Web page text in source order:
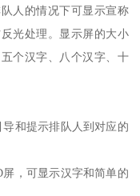
人的情况下可显示宣称
光处理。显示屏的大小
个汉字、八个汉字、十
导和提示排队人到对应的
屏，可显示汉字和简单的